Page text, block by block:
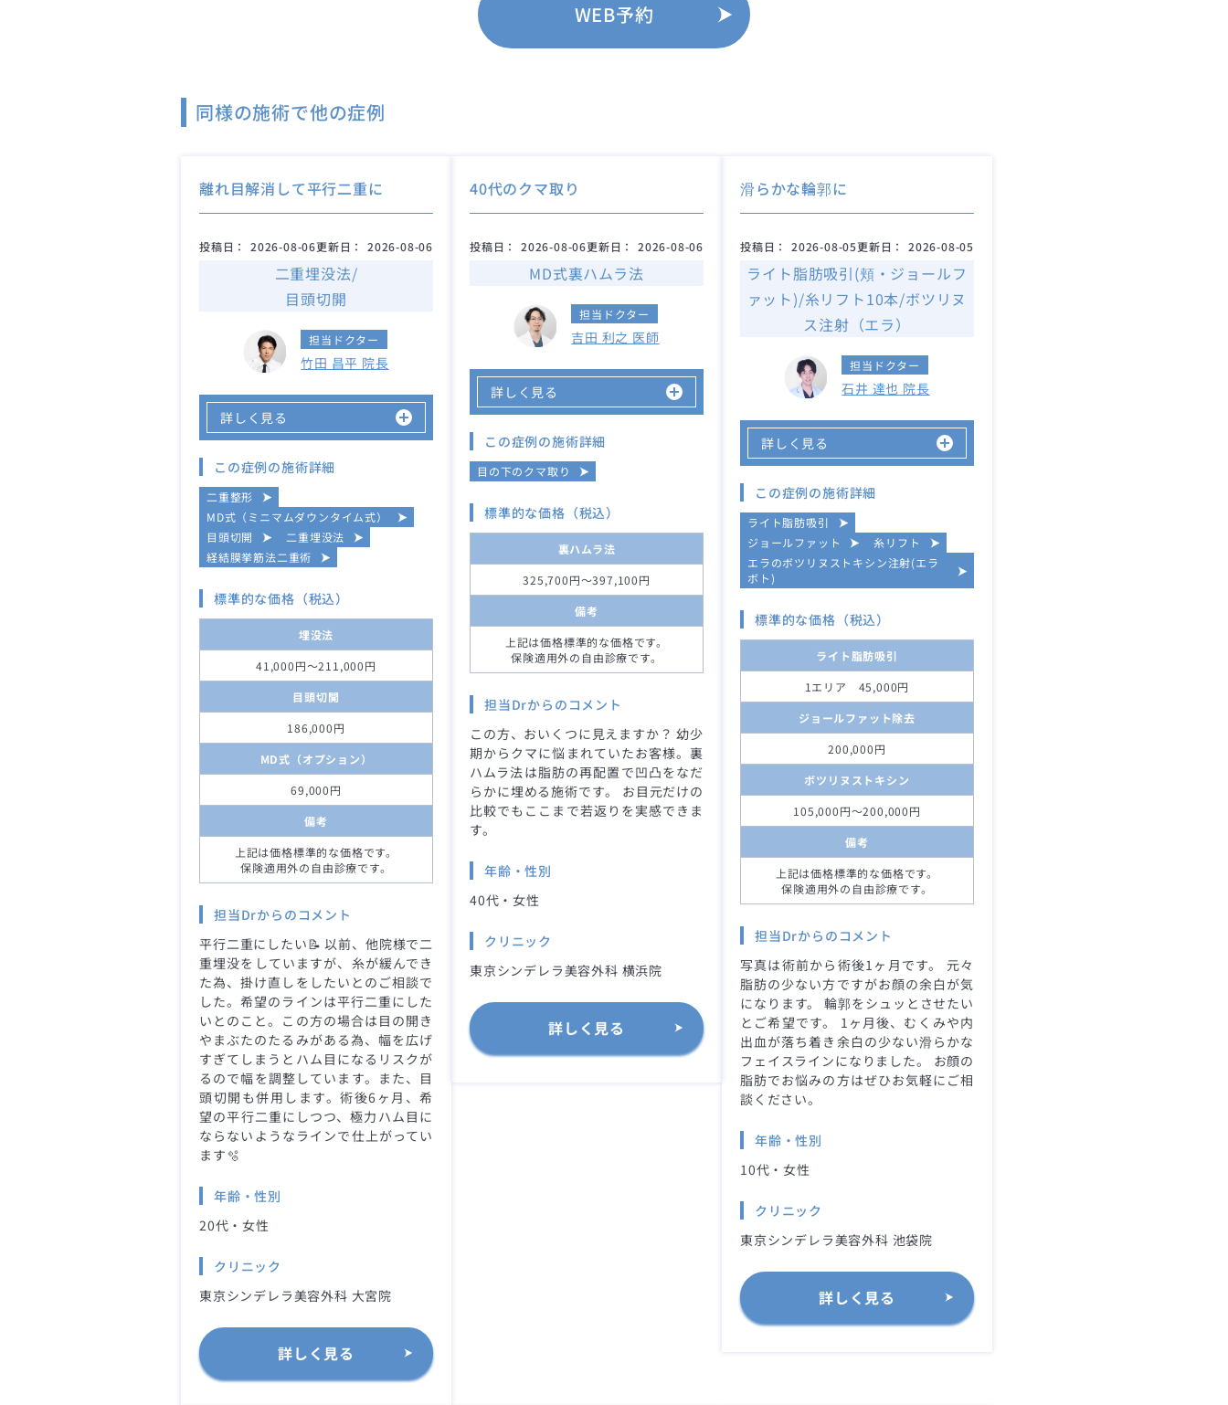
WEB予約
同様の施術で他の症例
離れ目解消して平行二重に
投稿日： 2026-08-06更新日： 2026-08-06
二重埋没法/
目頭切開
担当ドクター
竹田 昌平 院長
詳しく見る
この症例の施術詳細
二重整形
MD式（ミニマムダウンタイム式）
目頭切開
二重埋没法
経結膜挙筋法二重術
標準的な価格（税込）
埋没法
41,000円～211,000円
目頭切開
186,000円
MD式（オプション）
69,000円
備考
上記は価格標準的な価格です。
保険適用外の自由診療です。
担当Drからのコメント
平行二重にしたい📝 以前、他院様で二
重埋没をしていますが、糸が緩んでき
た為、掛け直しをしたいとのご相談で
した。希望のラインは平行二重にした
いとのこと。この方の場合は目の開き
やまぶたのたるみがある為、幅を広げ
すぎてしまうとハム目になるリスクが
るので幅を調整しています。また、目
頭切開も併用します。術後6ヶ月、希
望の平行二重にしつつ、極力ハム目に
ならないようなラインで仕上がってい
ます🫧
年齢・性別
20代・女性
クリニック
東京シンデレラ美容外科 大宮院
詳しく見る
40代のクマ取り
投稿日： 2026-08-06更新日： 2026-08-06
MD式裏ハムラ法
担当ドクター
吉田 利之 医師
詳しく見る
この症例の施術詳細
目の下のクマ取り
標準的な価格（税込）
裏ハムラ法
325,700円～397,100円
備考
上記は価格標準的な価格です。
保険適用外の自由診療です。
担当Drからのコメント
この方、おいくつに見えますか？ 幼少
期からクマに悩まれていたお客様。裏
ハムラ法は脂肪の再配置で凹凸をなだ
らかに埋める施術です。 お目元だけの
比較でもここまで若返りを実感できま
す。
年齢・性別
40代・女性
クリニック
東京シンデレラ美容外科 横浜院
詳しく見る
滑らかな輪郭に
投稿日： 2026-08-05更新日： 2026-08-05
ライト脂肪吸引(頬・ジョールフ
ァット)/糸リフト10本/ボツリヌ
ス注射（エラ）
担当ドクター
石井 達也 院長
詳しく見る
この症例の施術詳細
ライト脂肪吸引
ジョールファット
糸リフト
エラのボツリヌストキシン注射(エラ
ボト)
標準的な価格（税込）
ライト脂肪吸引
1エリア 45,000円
ジョールファット除去
200,000円
ボツリヌストキシン
105,000円～200,000円
備考
上記は価格標準的な価格です。
保険適用外の自由診療です。
担当Drからのコメント
写真は術前から術後1ヶ月です。 元々
脂肪の少ない方ですがお顔の余白が気
になります。 輪郭をシュッとさせたい
とご希望です。 1ヶ月後、むくみや内
出血が落ち着き余白の少ない滑らかな
フェイスラインになりました。 お顔の
脂肪でお悩みの方はぜひお気軽にご相
談ください。
年齢・性別
10代・女性
クリニック
東京シンデレラ美容外科 池袋院
詳しく見る